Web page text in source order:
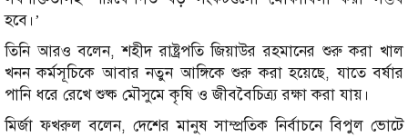
হবে।’
তিনি আরও বলেন, শহীদ রাষ্ট্রপতি জিয়াউর রহমানের শুরু করা খাল
খনন কর্মসূচিকে আবার নতুন আঙ্গিকে শুরু করা হয়েছে, যাতে বর্ষার
পানি ধরে রেখে শুষ্ক মৌসুমে কৃষি ও জীববৈচিত্র্য রক্ষা করা যায়।
মির্জা ফখরুল বলেন, দেশের মানুষ সাম্প্রতিক নির্বাচনে বিপুল ভোটে